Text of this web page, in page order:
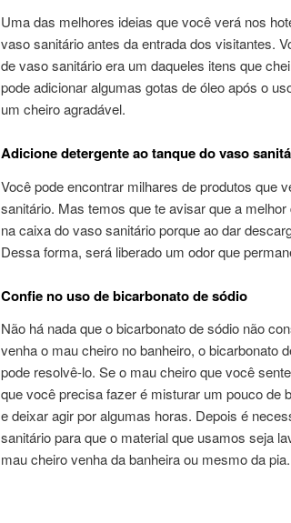
Uma das melhores ideias que você verá nos
vaso sanitário antes da entrada dos visitantes.
de vaso sanitário era um daqueles itens que
pode adicionar algumas gotas de óleo após o
um cheiro agradável.
Adicione detergente ao tanque do vaso
Você pode encontrar milhares de produtos que
sanitário. Mas temos que te avisar que a
na caixa do vaso sanitário porque ao dar
Dessa forma, será liberado um odor que
Confie no uso de bicarbonato de sódio
Não há nada que o bicarbonato de sódio não
venha o mau cheiro no banheiro, o bicarbonato
pode resolvê-lo. Se o mau cheiro que você
que você precisa fazer é misturar um pouco de
e deixar agir por algumas horas. Depois é
sanitário para que o material que usamos seja
mau cheiro venha da banheira ou mesmo da pia.